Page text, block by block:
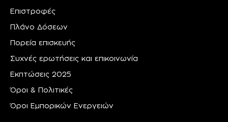
Επιστροφές
Πλάνο Δόσεων
Πορεία επισκευής
Συχνές ερωτήσεις και επικοινωνία
Εκπτώσεις 2025
Όροι & Πολιτικές
Όροι Εμπορικών Ενεργειών